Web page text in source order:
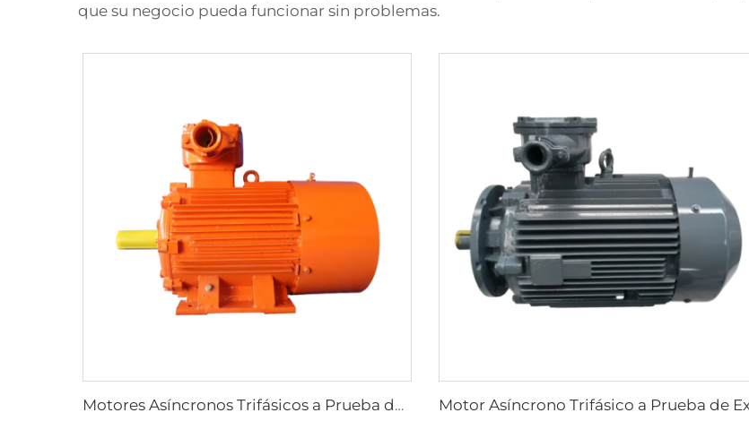
que su negocio pueda funcionar sin problemas.
Motores Asíncronos Trifásicos a Prueba de Explosiones Serie YBK3 para Minas Subterráneas de Carbón